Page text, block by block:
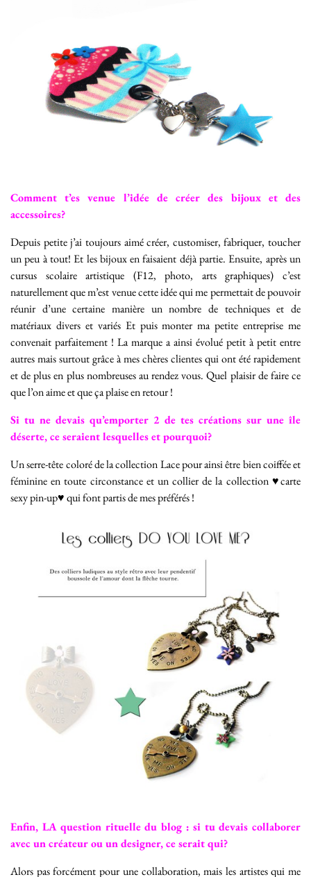
Comment t’es venue l’idée de créer des bijoux et des
accessoires?
Depuis petite j’ai toujours aimé créer, customiser, fabriquer, toucher
un peu à tout! Et les bijoux en faisaient déjà partie. Ensuite, après un
cursus scolaire artistique (F12, photo, arts graphiques) c’est
naturellement que m’est venue cette idée qui me permettait de pouvoir
réunir d’une certaine manière un nombre de techniques et de
matériaux divers et variés Et puis monter ma petite entreprise me
convenait parfaitement ! La marque a ainsi évolué petit à petit entre
autres mais surtout grâce à mes chères clientes qui ont été rapidement
et de plus en plus nombreuses au rendez vous. Quel plaisir de faire ce
que l’on aime et que ça plaise en retour !
Si tu ne devais qu’emporter 2 de tes créations sur une île
déserte, ce seraient lesquelles et pourquoi?
Un serre-tête coloré de la collection Lace pour ainsi être bien coiffée et
féminine en toute circonstance et un collier de la collection ♥carte
sexy pin-up♥ qui font partis de mes préférés !
Enfin, LA question rituelle du blog : si tu devais collaborer
avec un créateur ou un designer, ce serait qui?
Alors pas forcément pour une collaboration, mais les artistes qui me